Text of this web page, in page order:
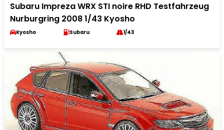
Subaru Impreza WRX STI noire RHD Testfahrzeug
Nurburgring 2008 1/43 Kyosho
Kyosho Subaru 1/43